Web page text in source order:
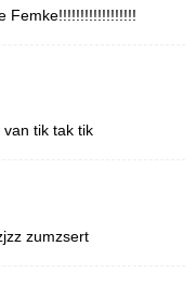
Femke!!!!!!!!!!!!!!!!!!
tik tak tik
zumzsert